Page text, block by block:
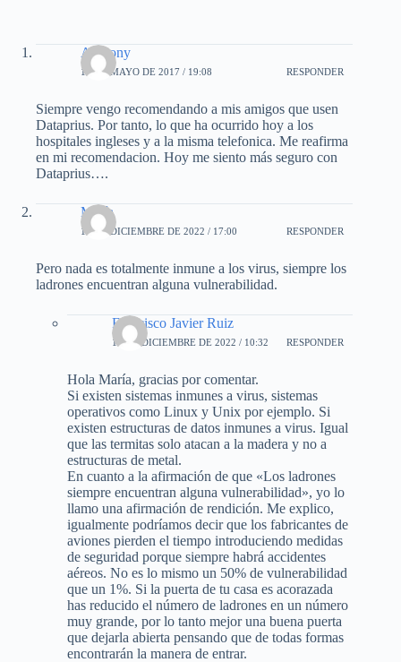
Anthony
12 DE MAYO DE 2017 / 19:08 RESPONDER
Siempre vengo recomendando a mis amigos que usen
Dataprius. Por tanto, lo que ha ocurrido hoy a los
hospitales ingleses y a la misma telefonica. Me reafirma
en mi recomendacion. Hoy me siento más seguro con
Dataprius….
María
17 DE DICIEMBRE DE 2022 / 17:00 RESPONDER
Pero nada es totalmente inmune a los virus, siempre los
ladrones encuentran alguna vulnerabilidad.
Francisco Javier Ruiz
19 DE DICIEMBRE DE 2022 / 10:32 RESPONDER
Hola María, gracias por comentar.
Si existen sistemas inmunes a virus, sistemas
operativos como Linux y Unix por ejemplo. Si
existen estructuras de datos inmunes a virus. Igual
que las termitas solo atacan a la madera y no a
estructuras de metal.
En cuanto a la afirmación de que «Los ladrones
siempre encuentran alguna vulnerabilidad», yo lo
llamo una afirmación de rendición. Me explico,
igualmente podríamos decir que los fabricantes de
aviones pierden el tiempo introduciendo medidas
de seguridad porque siempre habrá accidentes
aéreos. No es lo mismo un 50% de vulnerabilidad
que un 1%. Si la puerta de tu casa es acorazada
has reducido el número de ladrones en un número
muy grande, por lo tanto mejor una buena puerta
que dejarla abierta pensando que de todas formas
encontrarán la manera de entrar.